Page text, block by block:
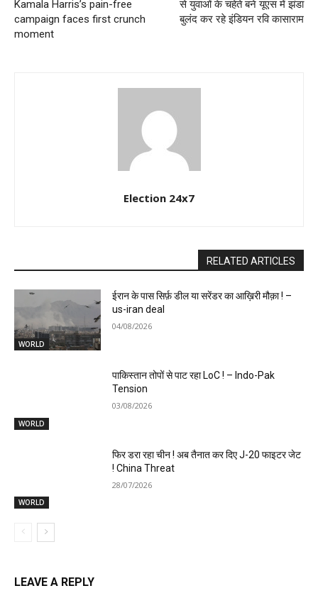
Kamala Harris’s pain-free
campaign faces first crunch
moment
से युवाओं के चहेते बने यूएस में झंडा
बुलंद कर रहे इंडियन रवि कासाराम
Election 24x7
RELATED ARTICLES
WORLD
ईरान के पास सिर्फ़ डील या सरेंडर का आख़िरी मौक़ा ! –
us-iran deal
04/08/2026
WORLD
पाकिस्तान तोपों से पाट रहा LoC ! – Indo-Pak
Tension
03/08/2026
WORLD
फिर डरा रहा चीन ! अब तैनात कर दिए J-20 फाइटर जेट
! China Threat
28/07/2026
LEAVE A REPLY